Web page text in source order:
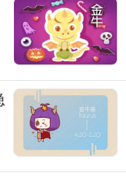
，都要记住，
不是现实的写
而是要寻求方法
重新找到平衡。
历，不要感到
从中找到潜在
内心状态和生